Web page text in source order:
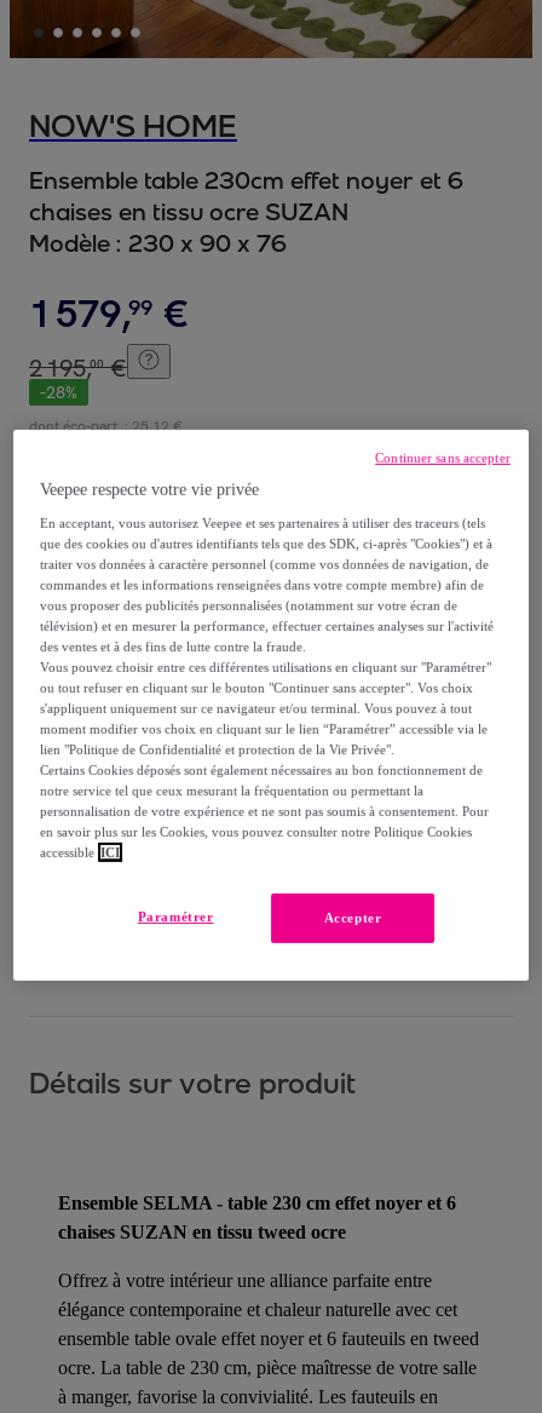
NOW'S HOME
Ensemble table 230cm effet noyer et 6
chaises en tissu ocre SUZAN
Modèle : 230 x 90 x 76
1 579,99 €
2195,00 €
-28%
dontéco-part.: 25,12 €
Reprise possible de votre ancien produit
voir les conditions.
Vendu parGROUPE LEBRUN
Livraison
Livraison offerte par la marque
Livraison estimée: entre le
Détails sur votre produit
Ensemble SELMA - table 230 cm effet noyer et 6
chaises SUZAN en tissu tweed ocre
Offrez à votre intérieur une alliance parfaite entre
élégance contemporaine et chaleur naturelle avec cet
ensemble table ovale effet noyer et 6 fauteuils en tweed
ocre. La table de 230 cm, pièce maîtresse de votre salle
à manger, favorise la convivialité. Les fauteuils en
Veepee respecte votre vie privée
En acceptant, vous autorisez Veepee et ses partenaires à utiliser des traceurs (tels
que des cookies ou d'autres identifiants tels que des SDK, ci-après "Cookies") et à
traiter vos données à caractère personnel (comme vos données de navigation, de
commandes et les informations renseignées dans votre compte membre) afin de
vous proposer des publicités personnalisées (notamment sur votre écran de
télévision) et en mesurer la performance, effectuer certaines analyses sur l'activité
des ventes et à des fins de lutte contre la fraude.
Vous pouvez choisir entre ces différentes utilisations en cliquant sur "Paramétrer"
ou tout refuser en cliquant sur le bouton "Continuer sans accepter". Vos choix
s'appliquent uniquement sur ce navigateur et/ou terminal. Vous pouvez à tout
moment modifier vos choix en cliquant sur le lien “Paramétrer” accessible via le
lien "Politique de Confidentialité et protection de la Vie Privée".
Certains Cookies déposés sont également nécessaires au bon fonctionnement de
notre service tel que ceux mesurant la fréquentation ou permettant la
personnalisation de votre expérience et ne sont pas soumis à consentement. Pour
en savoir plus sur les Cookies, vous pouvez consulter notre Politique Cookies
accessible ICI
Accepter
Paramétrer
Continuer sans accepter